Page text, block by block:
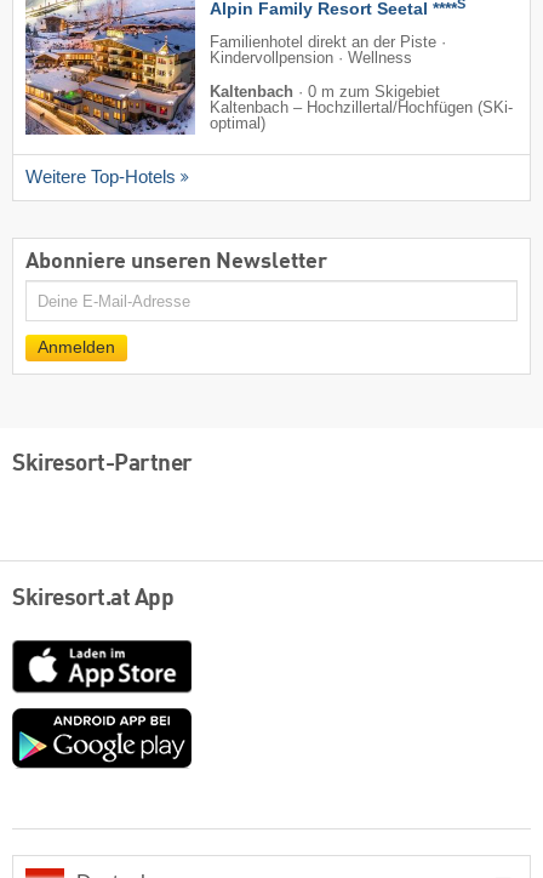
Alpin Family Resort Seetal ****S
Familienhotel direkt an der Piste ·
Kindervollpension · Wellness
Kaltenbach · 0 m zum Skigebiet
Kaltenbach – Hochzillertal/​Hochfügen (SKi-
optimal)
Weitere Top-Hotels
Abonniere unseren Newsletter
E-
Anmelden
Skiresort-Partner
Skiresort.at App
App
Store
Google